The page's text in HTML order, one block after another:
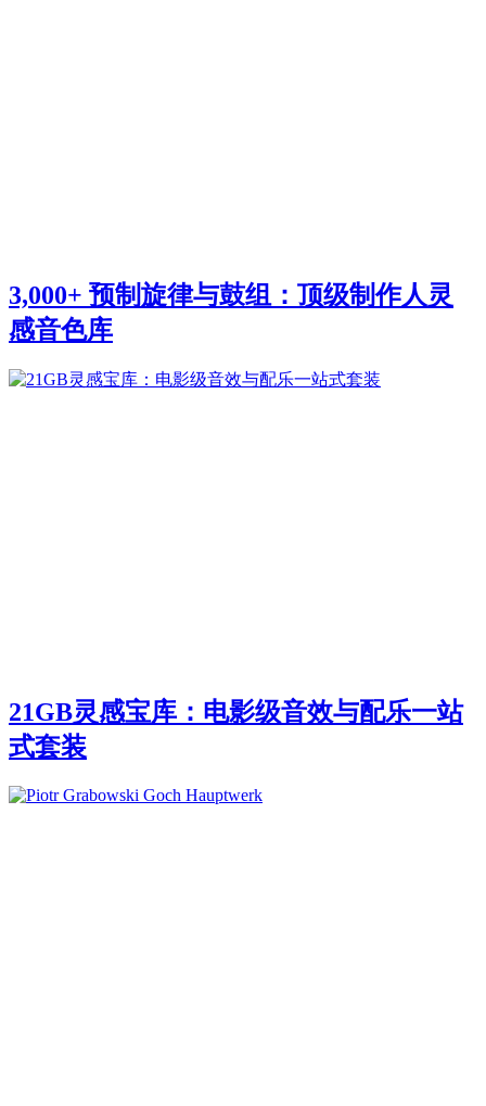
3,000+ 预制旋律与鼓组：顶级制作人灵
感音色库
21GB灵感宝库：电影级音效与配乐一站
式套装